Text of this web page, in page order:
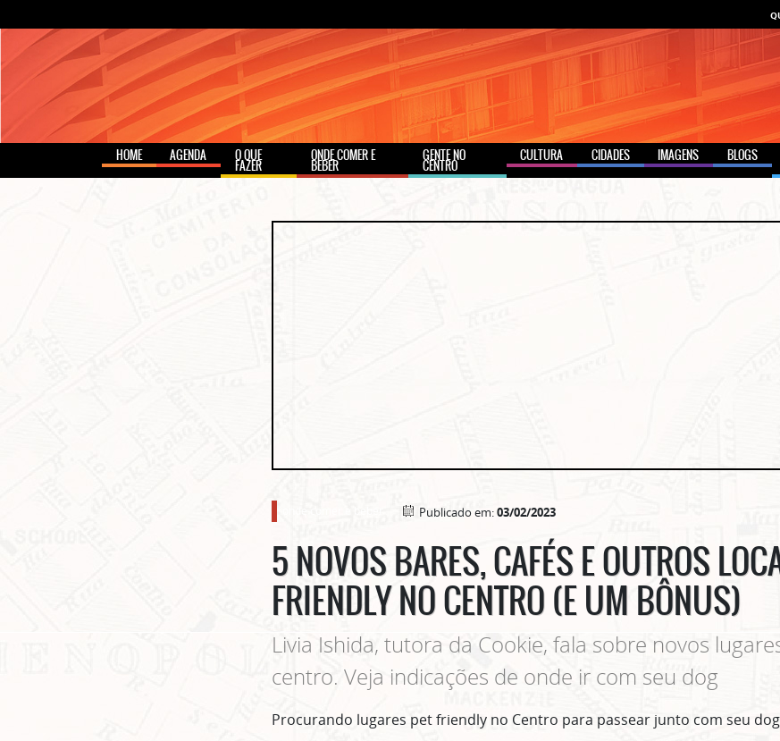
HOME AGENDA O QUE
FAZER
ONDE COMER E
BEBER
GENTE NO
CENTRO
CULTURA CIDADES IMAGENS BLOGS
Publicado em:03/02/2023
5 NOVOS BARES, CAFÉS E OUTROS
FRIENDLY NO CENTRO (E UM BÔNUS)
Livia Ishida, tutora da Cookie, fala sobre novos
centro. Veja indicações de onde ir com seu dog
Procurando lugares pet friendly no Centro para passear junto com seu